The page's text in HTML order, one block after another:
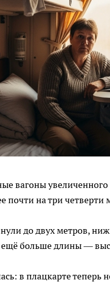
вагоны увеличенного
почти на три
до двух метров,
больше длины —
в плацкарте теперь